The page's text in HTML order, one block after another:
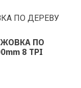
ПО
8 TPI